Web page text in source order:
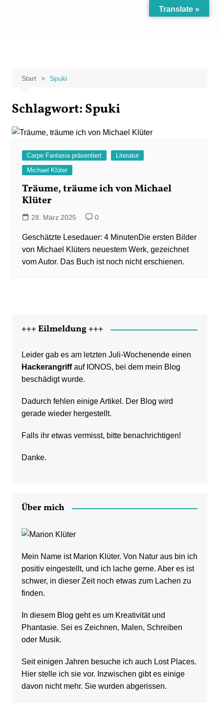
Start Spuki
Schlagwort:Spuki
Carpe Fantasia präsentiert
Literatur
Michael Klüter
Träume, träume ich von Michael
Klüter
28. März 2025 0
Die ersten Bilder
von Michael Klüters neuestem Werk, gezeichnet
vom Autor. Das Buch ist noch nicht erschienen.
+++ Eilmeldung +++
Leider gab es am letzten Juli-Wochenende einen
Hackerangriffauf IONOS, bei dem mein Blog
beschädigt wurde.
Dadurch fehlen einige Artikel. Der Blog wird
gerade wieder hergestellt.
Falls ihr etwas vermisst, bitte benachrichtigen!
Danke.
Über mich
Mein Name ist Marion Klüter. Von Natur aus bin ich
positiv eingestellt, und ich lache gerne. Aber es ist
schwer, in dieser Zeit noch etwas zum Lachen zu
finden.
In diesem Blog geht es um Kreativität und
Phantasie. Sei es Zeichnen, Malen, Schreiben
oder Musik.
Seit einigen Jahren besuche ich auch Lost Places.
Hier stelle ich sie vor. Inzwischen gibt es einige
davon nicht mehr. Sie wurden abgerissen.
Translate »